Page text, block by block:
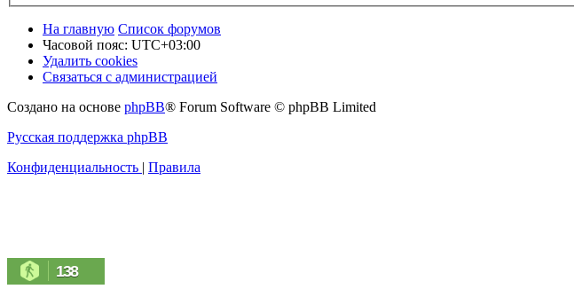
На главную Список форумов
Часовой пояс: UTC+03:00
Удалить cookies
Связаться с администрацией
Создано на основе phpBB® Forum Software © phpBB Limited
Русская поддержка phpBB
Конфиденциальность | Правила
138